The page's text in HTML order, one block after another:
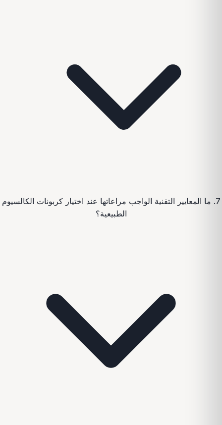
7. ما المعايير التقنية الواجب مراعاتها عند اختيار كربونات الكالسيوم
الطبيعية؟